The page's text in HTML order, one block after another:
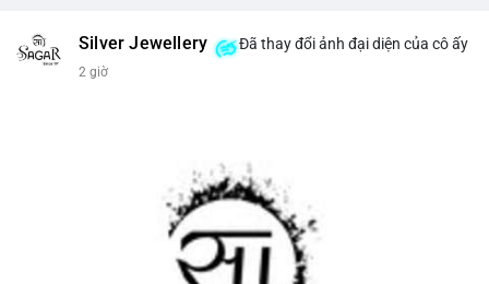
Silver Jewellery Đã thay đổi ảnh đại diện của cô ấy
2 giờ